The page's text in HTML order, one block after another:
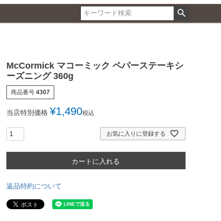
McCormick マコーミック ペパーステーキシ
ーズニング 360g
商品番号 4307
当店特別価格 ¥1,490税込
お気に入りに登録する
カートに入れる
返品特約について